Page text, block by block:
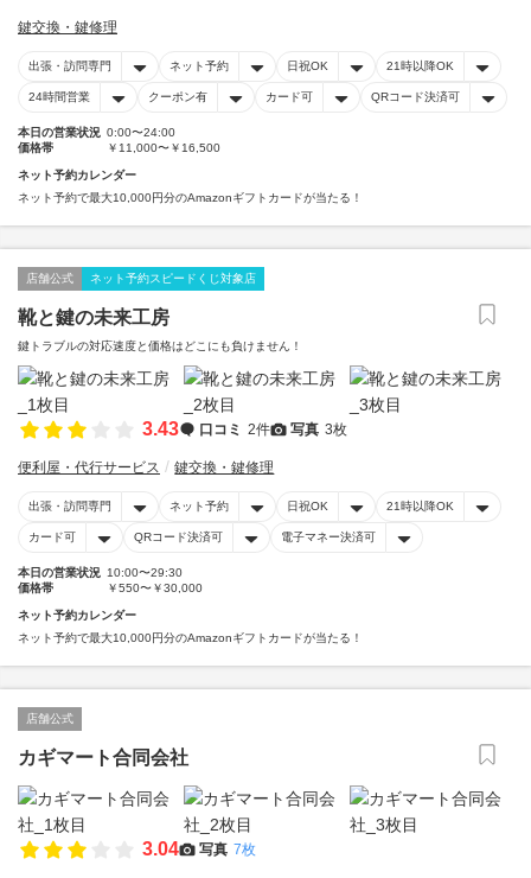
鍵交換・鍵修理
出張・訪問専門 ネット予約 日祝OK 21時以降OK
24時間営業 クーポン有 カード可 QRコード決済可
本日の営業状況 0:00〜24:00
価格帯
￥11,000〜￥16,500
ネット予約カレンダー
ネット予約で最大10,000円分のAmazonギフトカードが当たる！
店舗公式 ネット予約スピードくじ対象店
靴と鍵の未来工房
鍵トラブルの対応速度と価格はどこにも負けません！
3.43 口コミ 2件 写真 3枚
便利屋・代行サービス 鍵交換・鍵修理
出張・訪問専門 ネット予約 日祝OK 21時以降OK
カード可 QRコード決済可 電子マネー決済可
本日の営業状況 10:00〜29:30
価格帯
￥550〜￥30,000
ネット予約カレンダー
ネット予約で最大10,000円分のAmazonギフトカードが当たる！
店舗公式
カギマート合同会社
3.04 写真 7枚